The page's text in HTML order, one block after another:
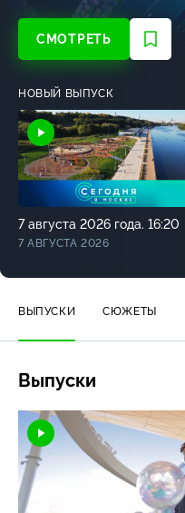
СМОТРЕТЬ
НОВЫЙ ВЫПУСК
7 августа 2026 года. 16:20
7 АВГУСТА 2026
ВЫПУСКИ СЮЖЕТЫ
Выпуски